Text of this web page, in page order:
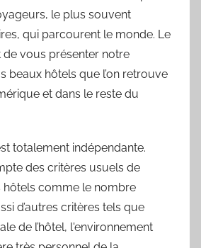
le plus souvent
qui parcourent le monde. Le
de vous présenter notre
beaux hôtels que l’on retrouve
et dans le reste du
totalement indépendante.
des critères usuels de
hôtels comme le nombre
d’autres critères tels que
de l’hôtel, l'environnement